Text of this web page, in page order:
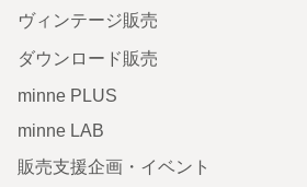
ヴィンテージ販売
ダウンロード販売
minne PLUS
minne LAB
販売支援企画・イベント